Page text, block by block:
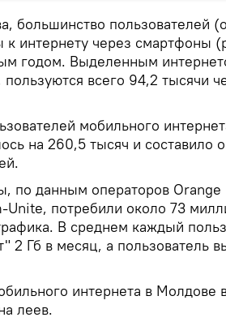
большинство пользователей
интернету через смартфоны
годом. Выделенным
всего 94,2 тысячи
мобильного
на 260,5 тысяч и составило
по данным операторов Orange
потребили около 73
В среднем каждый
2 Гб в месяц, а пользователь
интернета в Молдове
леев.